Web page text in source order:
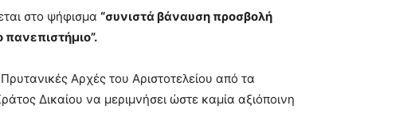
στο ψήφισμα “συνιστά βάναυση προσβολή
Αρχές του Αριστοτελείου από τα
Δικαίου να μεριμνήσει ώστε καμία αξιόποινη